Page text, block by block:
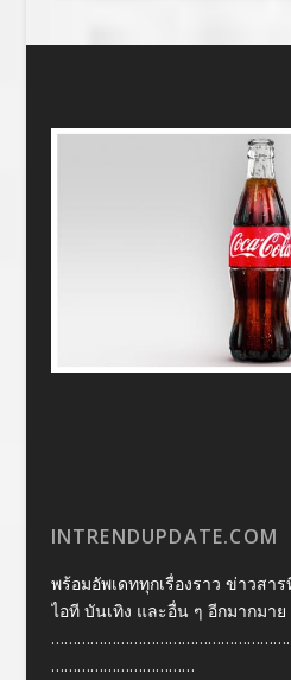
INTRENDUPDATE.COM
พร้อมอัพเดททุกเรื่องราว ข่าวสา
ไอที บันเทิง และอื่น ๆ อีกมากมาย
……………………………